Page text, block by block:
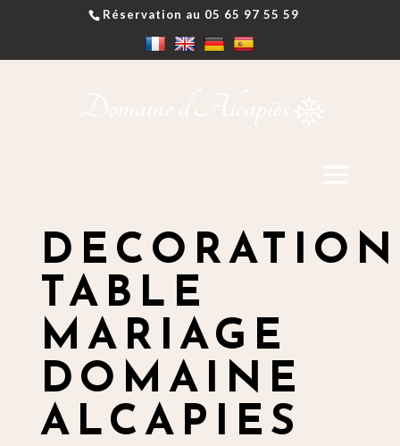
Réservation au 05 65 97 55 59
DECORATION
TABLE
MARIAGE
DOMAINE
ALCAPIES